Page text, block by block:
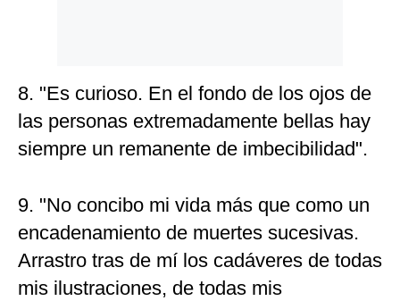
8. "Es curioso. En el fondo de los ojos de
las personas extremadamente bellas hay
siempre un remanente de imbecibilidad".
9. "No concibo mi vida más que como un
encadenamiento de muertes sucesivas.
Arrastro tras de mí los cadáveres de todas
mis ilustraciones, de todas mis